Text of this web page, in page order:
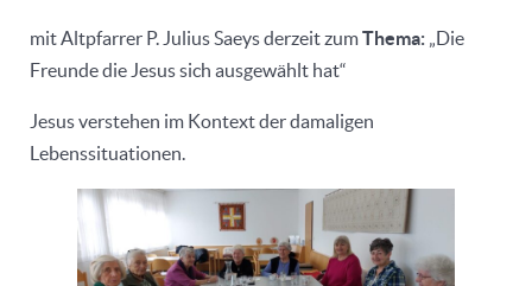
mit Altpfarrer P. Julius Saeys derzeit zumThema: „Die
Freunde die Jesus sich ausgewählt hat“
Jesus verstehen im Kontext der damaligen
Lebenssituationen.